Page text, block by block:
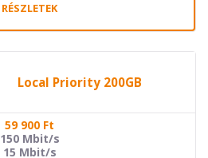
RÉSZLETEK
Local Priority 200GB
59 900 Ft
150 Mbit/s
15 Mbit/s